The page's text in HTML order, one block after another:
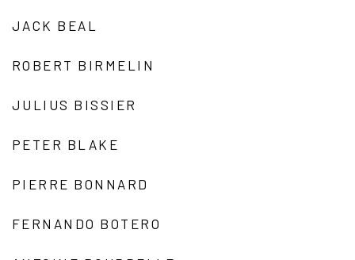
JACK BEAL
ROBERT BIRMELIN
JULIUS BISSIER
PETER BLAKE
PIERRE BONNARD
FERNANDO BOTERO